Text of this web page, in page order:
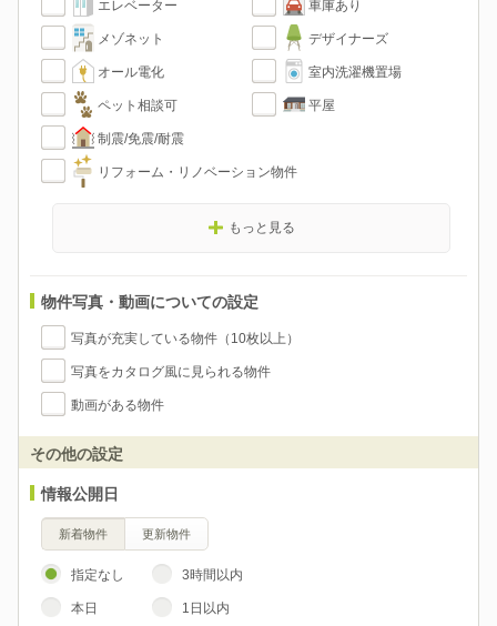
エレベーター 車庫あり
メゾネット デザイナーズ
オール電化 室内洗濯機置場
ペット相談可 平屋
制震/免震/耐震
リフォーム・リノベーション物件
もっと見る
物件写真・動画についての設定
写真が充実している物件（10枚以上）
写真をカタログ風に見られる物件
動画がある物件
その他の設定
情報公開日
新着物件 更新物件
指定なし 3時間以内
本日 1日以内